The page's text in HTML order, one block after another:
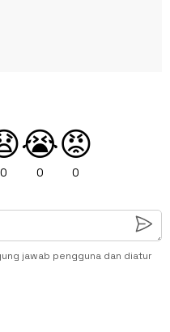
0
😭
0
😡
0
jawab pengguna dan diatur